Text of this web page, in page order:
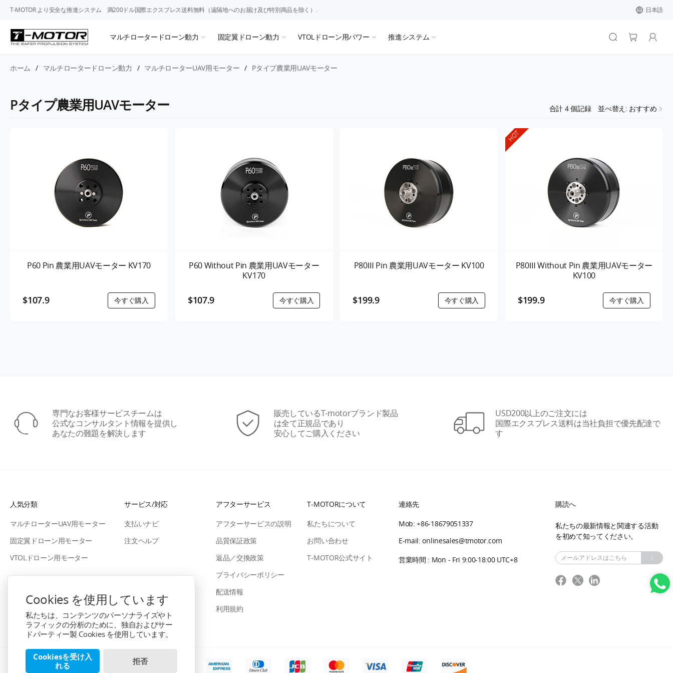
T-MOTOR より安全な推進システム 満200ドル国際エクスプレス送料無料（遠隔地へのお届け及び特別商品を除く）. 日本語
マルチロータードローン動力 固定翼ドローン動力 VTOLドローン用パワー 推進システム
ホーム / マルチロータードローン動力 / マルチローターUAV用モーター / Pタイプ農業用UAVモーター
Pタイプ農業用UAVモーター 合計 4個記録 並べ替え: おすすめ
P60 Pin 農業用UAVモーター KV170
$107.9
P60 Without Pin 農業用UAVモーター
KV170
$107.9
P80Ⅲ Pin 農業用UAVモーター KV100
$199.9
HOT
P80Ⅲ Without Pin 農業用UAVモーター
KV100
$199.9
専門なお客様サービスチームは
公式なコンサルタント情報を提供し
あなたの難題を解決します
販売しているT-motorブランド製品
は全て正規品であり
安心してご購入ください
USD200以上のご注文には
国際エクスプレス送料は当社負担で優先配達で
す
人気分類
マルチローターUAV用モーター
固定翼ドローン用モーター
VTOLドローン用モーター
サービス/対応
支払いナビ
注文ヘルプ
アフターサービス
アフターサービスの説明
品質保証政策
返品／交換政策
プライバシーポリシー
配送情報
利用規約
T-MOTORについて
私たちについて
お問い合わせ
T-MOTOR公式サイト
連絡先
Mob: +86-18679051337
E-mail: onlinesales@tmotor.com
営業時間 : Mon - Fri 9:00-18:00 UTC+8
購読へ
私たちの最新情報と関連する活動
を初めて知ってください。
Cookies を使用しています
私たちは、コンテンツのパーソナライズやト
ラフィックの分析のために、独自およびサー
ドパーティー製 Cookies を使用しています。
Cookiesを受け入
れる
拒否